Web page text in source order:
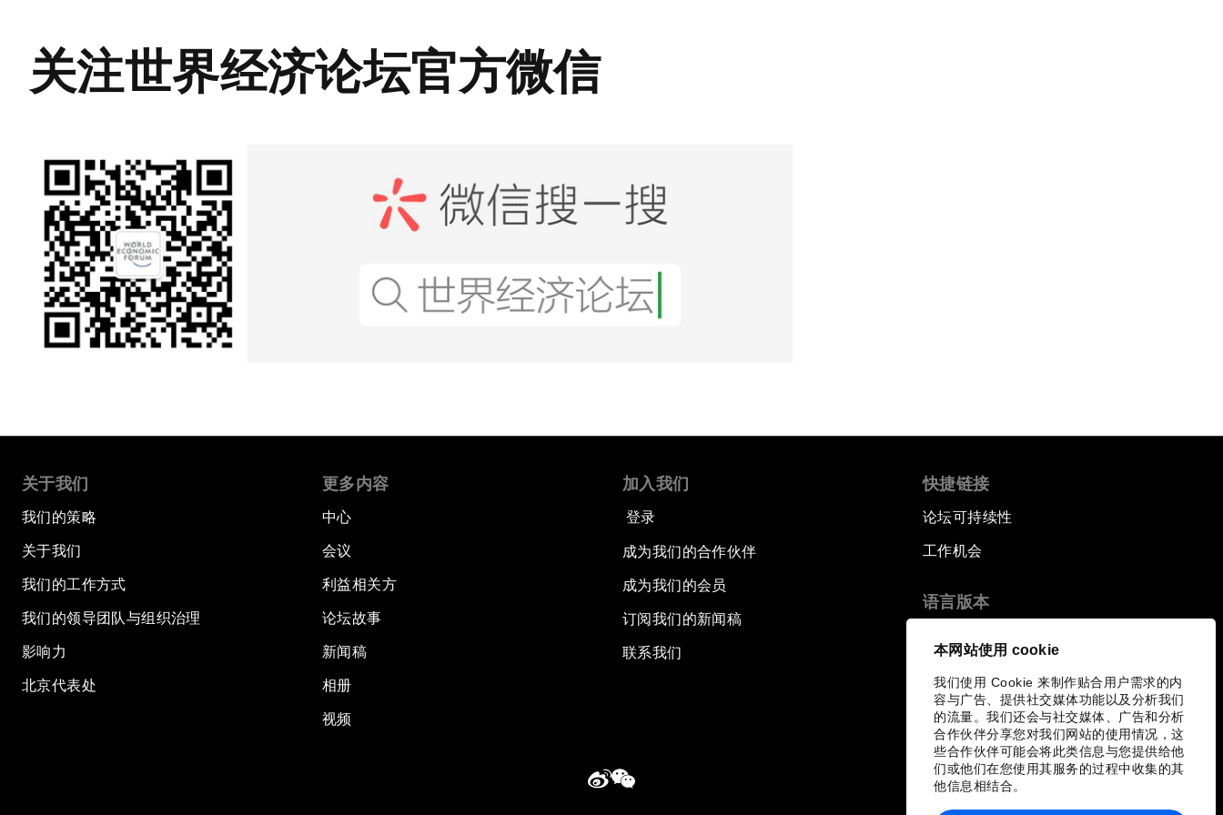
本网站使用 cookie
我们使用 Cookie 来制作贴合用户需求的内
容与广告、提供社交媒体功能以及分析我们
的流量。我们还会与社交媒体、广告和分析
合作伙伴分享您对我们网站的使用情况，这
些合作伙伴可能会将此类信息与您提供给他
们或他们在您使用其服务的过程中收集的其
他信息相结合。
关注世界经济论坛官方微信
关于我们
我们的策略
关于我们
我们的工作方式
我们的领导团队与组织治理
影响力
北京代表处
更多内容
中心
会议
利益相关方
论坛故事
新闻稿
相册
视频
加入我们
登录
成为我们的合作伙伴
成为我们的会员
订阅我们的新闻稿
联系我们
快捷链接
论坛可持续性
工作机会
语言版本